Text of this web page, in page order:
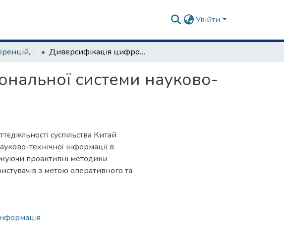
Увійти
матеріали конференцій, семінарів, круглих столів та ін. Диверсифікація цифрових сервісів національної системи науково-технічної інформації Китаю
системи науково-
суспільства Китай
технічної інформації в
проактивні методики
з метою оперативного та